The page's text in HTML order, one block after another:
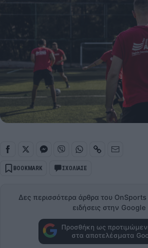
BOOKMARK ΣΧΟΛΙΑΣΕ
Δες περισσότερα άρθρα του
ειδήσεις στην Google
Προσθήκη ως
στα αποτελέσματα